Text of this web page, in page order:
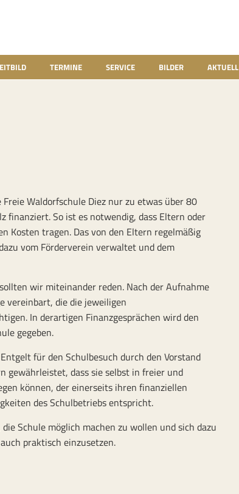
TERMINE SERVICE BILDER AKTUELL
Waldorfschule Diez nur zu etwas über 80
finanziert. So ist es notwendig, dass Eltern oder
Kosten tragen. Das von den Eltern regelmäßig
vom Förderverein verwaltet und dem
wir miteinander reden. Nach der Aufnahme
vereinbart, die die jeweiligen
In derartigen Finanzgesprächen wird den
gegeben.
für den Schulbesuch durch den Vorstand
gewährleistet, dass sie selbst in freier und
können, der einerseits ihren finanziellen
des Schulbetriebs entspricht.
Schule möglich machen zu wollen und sich dazu
praktisch einzusetzen.